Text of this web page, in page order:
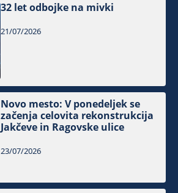
32 let odbojke na mivki
21/07/2026
Novo mesto: V ponedeljek se
začenja celovita rekonstrukcija
Jakčeve in Ragovske ulice
23/07/2026